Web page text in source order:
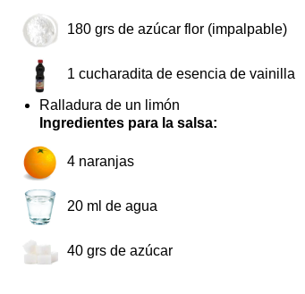
180 grs de azúcar flor (impalpable)
1 cucharadita de esencia de vainilla
Ralladura de un limón
Ingredientes para la salsa:
4 naranjas
20 ml de agua
40 grs de azúcar